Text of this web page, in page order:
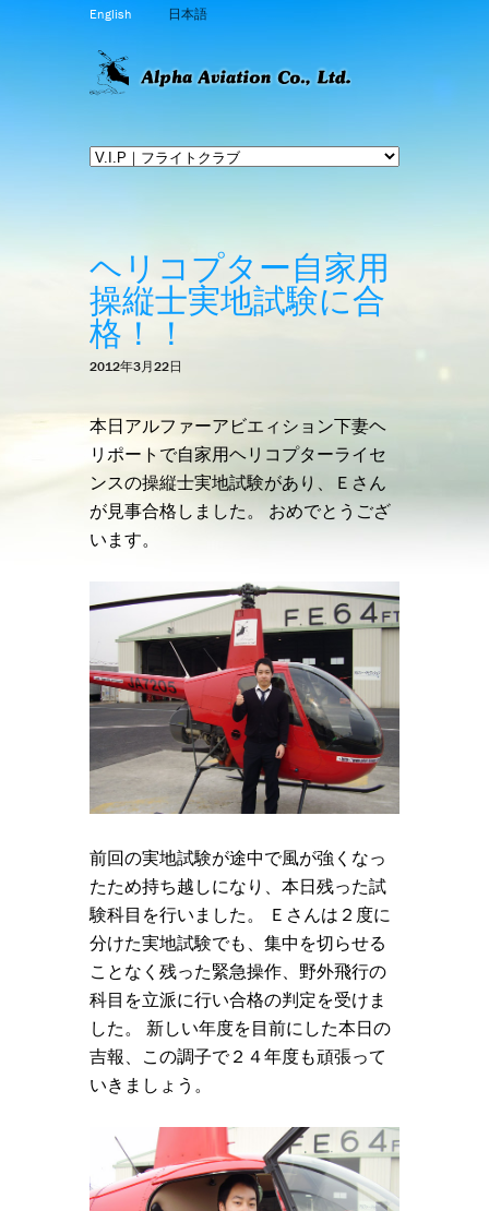
English 日本語
ヘリコプター自家用
操縦士実地試験に合
格！！
2012年3月22日
本日アルファーアビエィション下妻ヘ
リポートで自家用ヘリコプターライセ
ンスの操縦士実地試験があり、Ｅさん
が見事合格しました。
おめでとうござ
います。
前回の実地試験が途中で風が強くなっ
たため持ち越しになり、本日残った試
験科目を行いました。 Ｅさんは２度に
分けた実地試験でも、集中を切らせる
ことなく残った緊急操作、野外飛行の
科目を立派に行い合格の判定を受けま
した。 新しい年度を目前にした本日の
吉報、この調子で２４年度も頑張って
いきましょう。